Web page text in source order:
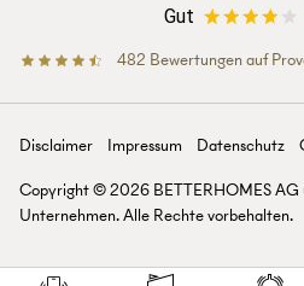
Gut
482 Bewertungen auf
Disclaimer Impressum Datenschutz
Copyright ©2026 BETTERHOMES
Unter­nehmen. Alle Rechte vor­behalten.